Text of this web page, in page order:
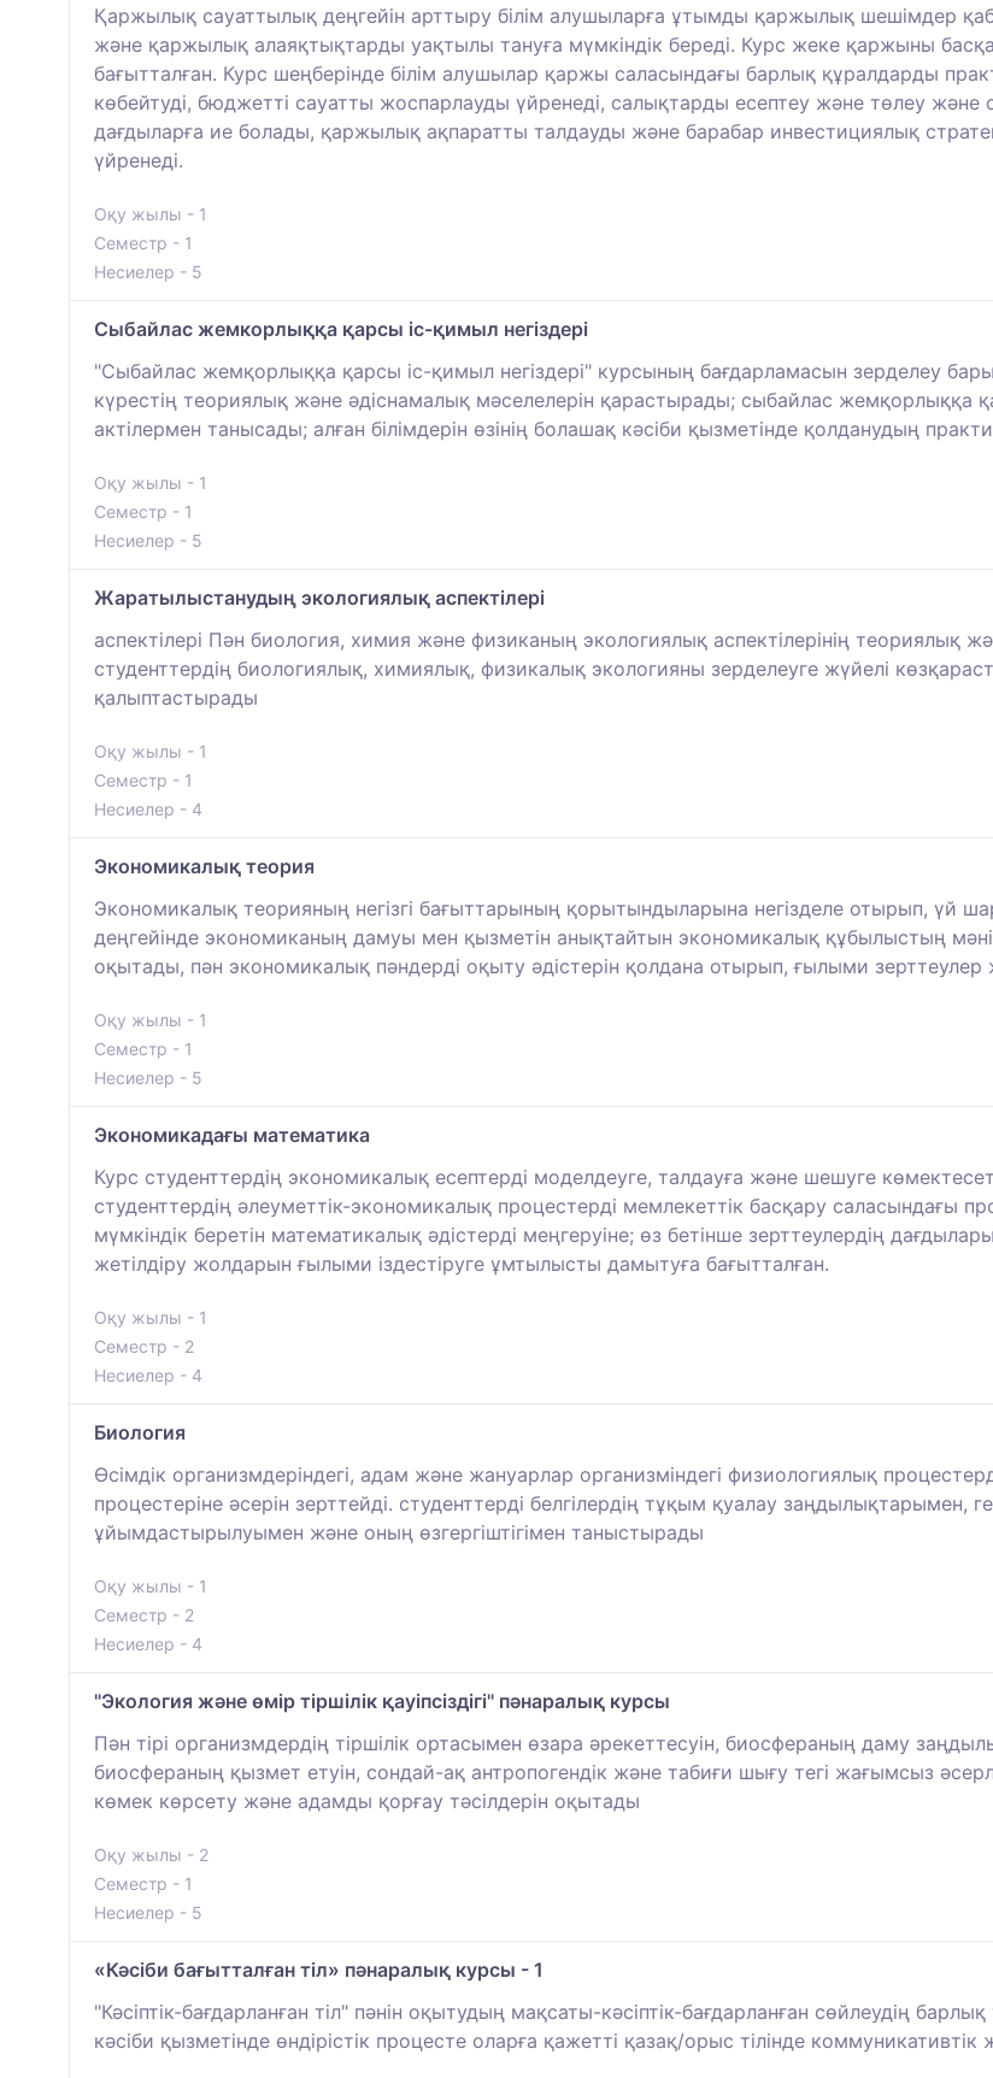
Қаржылық сауаттылық деңгейін арттыру білім алушыларға ұтымды қаржылық шешімдер
және қаржылық алаяқтықтарды уақтылы тануға мүмкіндік береді. Курс жеке қаржыны
бағытталған. Курс шеңберінде білім алушылар қаржы саласындағы барлық құралдарды
көбейтуді, бюджетті сауатты жоспарлауды үйренеді, салықтарды есептеу және төлеу және
дағдыларға ие болады, қаржылық ақпаратты талдауды және барабар инвестициялық
үйренеді.
Оқу жылы - 1
Семестр - 1
Несиелер - 5
Cыбайлас жемкорлыққа қарсы іс-қимыл негіздері
"Сыбайлас жемқорлыққа қарсы іс-қимыл негіздері" курсының бағдарламасын зерделеу
күрестің теориялық және әдіснамалық мәселелерін қарастырады; сыбайлас жемқорлыққа
актілермен танысады; алған білімдерін өзінің болашақ кәсіби қызметінде қолданудың
Оқу жылы - 1
Семестр - 1
Несиелер - 5
Жаратылыстанудың экологиялық аспектілері
аспектілері Пән биология, химия және физиканың экологиялық аспектілерінің теориялық
студенттердің биологиялық, химиялық, физикалық экологияны зерделеуге жүйелі
қалыптастырады
Оқу жылы - 1
Семестр - 1
Несиелер - 4
Экономикалық теория
Экономикалық теорияның негізгі бағыттарының қорытындыларына негізделе отырып, үй
деңгейінде экономиканың дамуы мен қызметін анықтайтын экономикалық құбылыстың
оқытады, пән экономикалық пәндерді оқыту әдістерін қолдана отырып, ғылыми зерттеулер
Оқу жылы - 1
Семестр - 1
Несиелер - 5
Экономикадағы математика
Курс студенттердің экономикалық есептерді моделдеуге, талдауға және шешуге
студенттердің әлеуметтік-экономикалық процестерді мемлекеттік басқару саласындағы
мүмкіндік беретін математикалық әдістерді меңгеруіне; өз бетінше зерттеулердің
жетілдіру жолдарын ғылыми іздестіруге ұмтылысты дамытуға бағытталған.
Оқу жылы - 1
Семестр - 2
Несиелер - 4
Биология
Өсімдік организмдеріндегі, адам және жануарлар организміндегі физиологиялық
процестеріне әсерін зерттейді. студенттерді белгілердің тұқым қуалау
ұйымдастырылуымен және оның өзгергіштігімен таныстырады
Оқу жылы - 1
Семестр - 2
Несиелер - 4
"Экология және өмір тіршілік қауіпсіздігі" пәнаралық курсы
Пән тірі организмдердің тіршілік ортасымен өзара әрекеттесуін, биосфераның даму
биосфераның қызмет етуін, сондай-ақ антропогендік және табиғи шығу тегі жағымсыз
көмек көрсету және адамды қорғау тәсілдерін оқытады
Оқу жылы - 2
Семестр - 1
Несиелер - 5
«Кәсіби бағытталған тіл» пәнаралық курсы - 1
"Кәсіптік-бағдарланған тіл" пәнін оқытудың мақсаты-кәсіптік-бағдарланған сөйлеудің
кәсіби қызметінде өндірістік процесте оларға қажетті қазақ/орыс тілінде